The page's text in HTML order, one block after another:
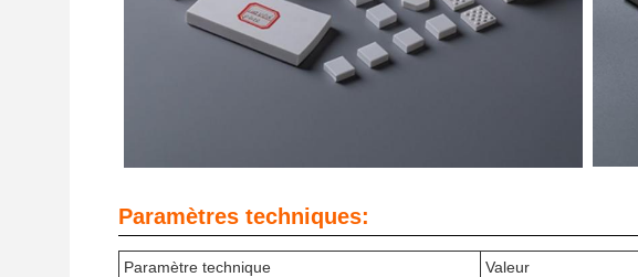
Paramètres techniques:
Paramètre technique
Valeur